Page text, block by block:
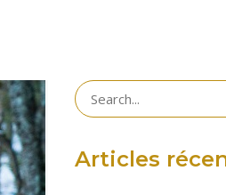
Search
for:
Articles